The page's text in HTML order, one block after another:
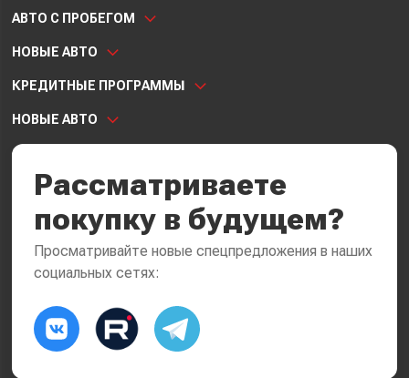
АВТО С ПРОБЕГОМ
НОВЫЕ АВТО
КРЕДИТНЫЕ ПРОГРАММЫ
НОВЫЕ АВТО
Рассматриваете
покупку в будущем?
Просматривайте новые спецпредложения в наших
социальных сетях: